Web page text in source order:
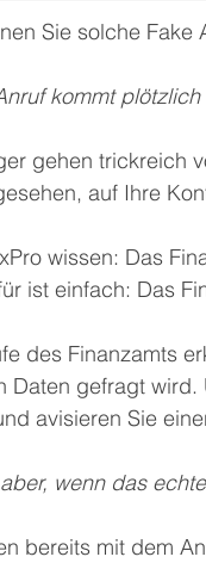
Sie solche Fake
kommt
gehen trickreich
auf Ihre
wissen: Das
ist einfach: Das
des Finanzamts
Daten gefragt
avisieren Sie
wenn das
bereits mit dem